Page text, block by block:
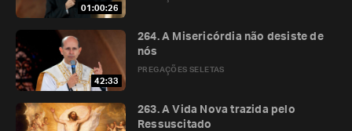
01:00:26
42:33
PREGAÇÕES SELETAS
264. A Misericórdia não desiste de
nós
263. A Vida Nova trazida pelo
Ressuscitado